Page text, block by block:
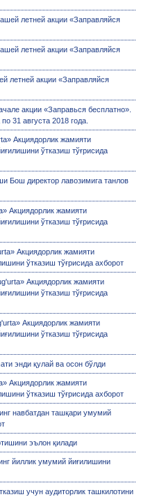
летней акции «Заправляйся
летней акции «Заправляйся
летней акции «Заправляйся
акции «Заправься бесплатно».
31 августа 2018 года.
Акциядорлик жамияти
ўтказиш тўғрисида
Бош директор лавозимига танлов
Акциядорлик жамияти
ўтказиш тўғрисида
Акциядорлик жамияти
ўтказиш тўғрисида ахборот
Акциядорлик жамияти
ўтказиш тўғрисида
Акциядорлик жамияти
ўтказиш тўғрисида
энди қулай ва осон бўлди
Акциядорлик жамияти
ўтказиш тўғрисида ахборот
навбатдан ташқари умумий
эълон қилади
йиллик умумий йиғилишини
учун аудиторлик ташкилотини